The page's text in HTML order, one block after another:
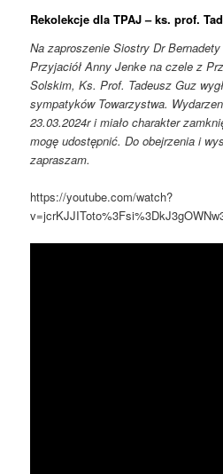
Rekolekcje dla TPAJ – ks. prof.
Na zaproszenie Siostry Dr
Przyjaciół Anny Jenke na czele z
Solskim, Ks. Prof. Tadeusz Guz
sympatyków Towarzystwa.
23.03.2024r i miało charakter
mogę udostępnić. Do obejrzenia i
zapraszam.
https://youtube.com/watch?